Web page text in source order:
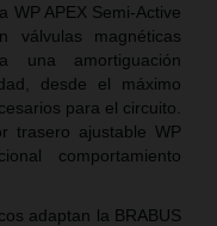
WP APEX Semi-Active
válvulas magnéticas
una amortiguación
desde el máximo
para el circuito.
trasero ajustable WP
comportamiento
adaptan la BRABUS